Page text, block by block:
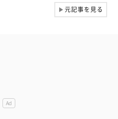
▶元記事を見る